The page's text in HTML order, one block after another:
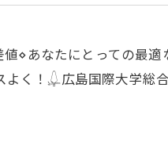
⋄あなたにとっての最
く！𓆮広島国際大学総